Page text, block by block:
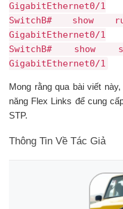
GigabitEthernet0/1
SwitchB# show
GigabitEthernet0/1
SwitchB# show
GigabitEthernet0/1
Mong rằng qua bài viết
năng Flex Links để cung
STP.
Thông Tin Về Tác Giả